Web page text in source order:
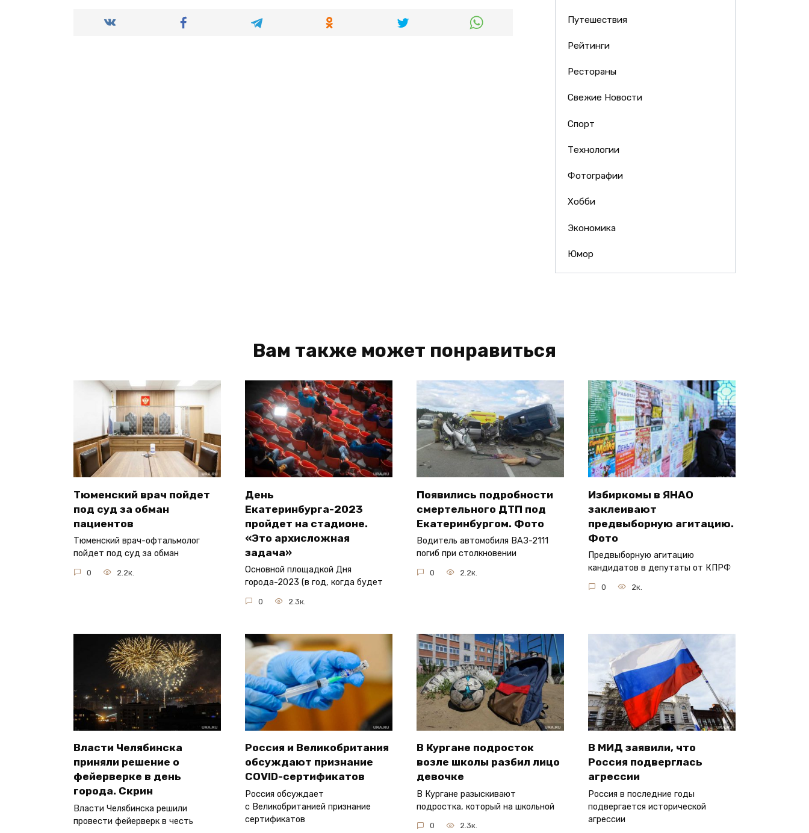
Путешествия
Рейтинги
Рестораны
Свежие Новости
Спорт
Технологии
Фотографии
Хобби
Экономика
Юмор
Вам также может понравиться
Тюменский врач пойдет
под суд за обман
пациентов
Тюменский врач-офтальмолог
пойдет под суд за обман
0 2.2к.
День
Екатеринбурга-2023
пройдет на стадионе.
«Это архисложная
задача»
Основной площадкой Дня
города-2023 (в год, когда будет
0 2.3к.
Появились подробности
смертельного ДТП под
Екатеринбургом. Фото
Водитель автомобиля ВАЗ-2111
погиб при столкновении
0 2.2к.
Избиркомы в ЯНАО
заклеивают
предвыборную агитацию.
Фото
Предвыборную агитацию
кандидатов в депутаты от КПРФ
0 2к.
Власти Челябинска
приняли решение о
фейерверке в день
города. Скрин
Власти Челябинска решили
провести фейерверк в честь
Россия и Великобритания
обсуждают признание
COVID-сертификатов
Россия обсуждает
с Великобританией признание
сертификатов
В Кургане подросток
возле школы разбил лицо
девочке
В Кургане разыскивают
подростка, который на школьной
0 2.3к.
В МИД заявили, что
Россия подверглась
агрессии
Россия в последние годы
подвергается исторической
агрессии